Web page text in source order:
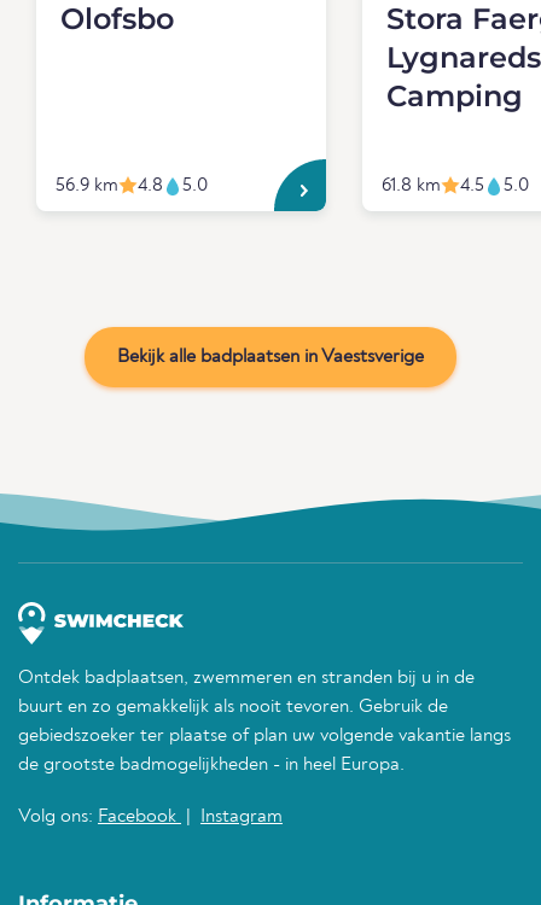
Olofsbo
56.9 km 4.8 5.0
Stora
Lygnareds
Camping
61.8 km 4.5 5.0
Bekijk alle badplaatsen in Vaestsverige
Ontdek badplaatsen, zwemmeren en stranden bij u in de
buurt en zo gemakkelijk als nooit tevoren. Gebruik de
gebiedszoeker ter plaatse of plan uw volgende vakantie langs
de grootste badmogelijkheden - in heel Europa.
Volg ons: Facebook Instagram